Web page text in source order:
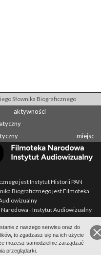
z naszego serwisu oraz do
to zgadzasz się na ich użycie
możesz samodzielnie zarządzać
przeglądarki.
Słownika Biograficznego
aktywności
miejsc
jest Instytut Historii PAN
Biograficznego jest Filmoteka
- Instytut Audiowizualny